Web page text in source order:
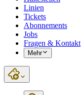
Linien
Tickets
Abonnements
Jobs
Fragen & Kontakt
Mehr